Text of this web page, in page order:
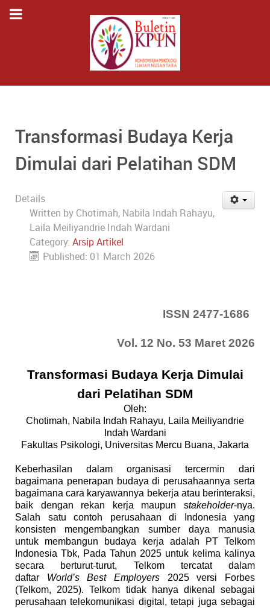
Transformasi Budaya Kerja
Dimulai dari Pelatihan SDM
Details
Written by Chotimah, Nabila Indah Rahayu,
Laila Meiliyandrie Indah Wardani
Category: Arsip Artikel
Published: 01 March 2026
ISSN 2477-1686
Vol. 12 No. 53 Maret 2026
Transformasi Budaya Kerja Dimulai
dari Pelatihan SDM
Oleh:
Chotimah, Nabila Indah Rahayu, Laila Meiliyandrie
Indah Wardani
Fakultas Psikologi, Universitas Mercu Buana, Jakarta
Keberhasilan dalam organisasi tercermin dari
bagaimana penerapan budaya di perusahaannya serta
bagaimana cara karyawannya bekerja atau berinteraksi,
baik dengan rekan kerja maupun stakeholder-nya.
Salah satu contoh perusahaan di Indonesia yang
konsisten mengembangkan sumber daya manusia
untuk membangun budaya kerja adalah PT Telkom
Indonesia Tbk, Pada Tahun 2025 untuk kelima kalinya
secara berturut-turut, Telkom tercatat dalam
daftar World’s Best Employers 2025 versi Forbes
(Telkom, 2025). Telkom tidak hanya dikenal sebagai
perusahaan telekomunikasi digital, tetapi juga sebagai